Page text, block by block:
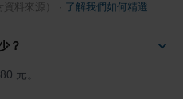
料來源） 了解我們如何精選
？
元。